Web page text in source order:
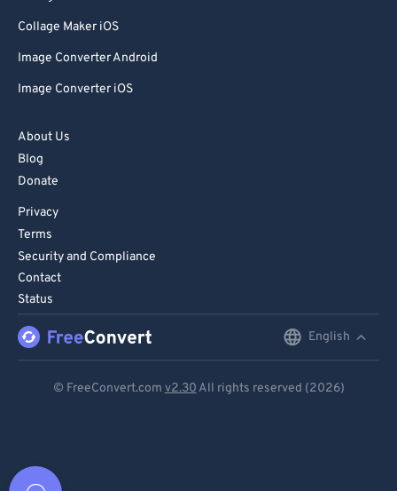
Collage Maker iOS
Image Converter Android
Image Converter iOS
About Us
Blog
Donate
Privacy
Terms
Security and Compliance
Contact
Status
English
© FreeConvert.com v2.30 All rights reserved (2026)